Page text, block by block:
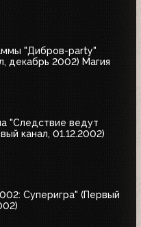
"Дибров-party"
декабрь 2002) Магия
"Следствие ведут
канал, 01.12.2002)
Суперигра" (Первый